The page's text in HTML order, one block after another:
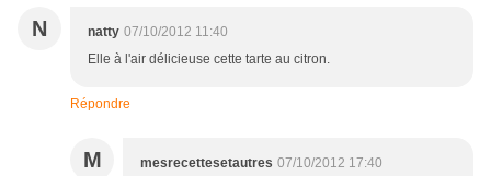
N natty 07/10/2012 11:40
Elle à l'air délicieuse cette tarte au citron.
Répondre
M mesrecettesetautres 07/10/2012 17:40